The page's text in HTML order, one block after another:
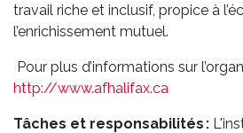
travail riche et inclusif, propice à
l’enrichissement mutuel.
Pour plus d’informations sur
http://www.afhalifax.ca
Tâches et responsabilités :